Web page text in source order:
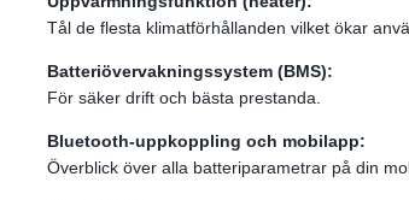
Tål de flesta klimatförhållanden vilket ökar
Batteriövervakningssystem (BMS):
För säker drift och bästa prestanda.
Bluetooth-uppkoppling och mobilapp:
Överblick över alla batteriparametrar på din